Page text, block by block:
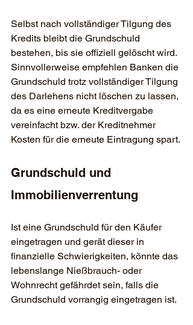
Selbst nach vollständiger Tilgung des
Kredits bleibt die Grundschuld
bestehen, bis sie offiziell gelöscht wird.
Sinnvollerweise empfehlen Banken die
Grundschuld trotz vollständiger Tilgung
des Darlehens nicht löschen zu lassen,
da es eine erneute Kreditvergabe
vereinfacht bzw. der Kreditnehmer
Kosten für die erneute Eintragung spart.
Grundschuld und
Immobilienverrentung
Ist eine Grundschuld für den Käufer
eingetragen und gerät dieser in
finanzielle Schwierigkeiten, könnte das
lebenslange Nießbrauch- oder
Wohnrecht gefährdet sein, falls die
Grundschuld vorrangig eingetragen ist.